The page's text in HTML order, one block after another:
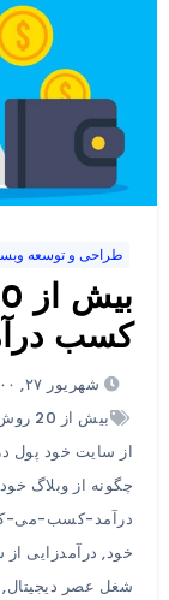
طراحی و توسعه
کسب
شهریور ۲۷, ۱۴۰۰
بیش از 20 روش ساده برای کسب درآمد با یک وب سایت
از سایت خود پول
چگونه از وبلاگ
درآمد-کسب-می-
خود, درآمدزایی
شغل عصر دیجیتال